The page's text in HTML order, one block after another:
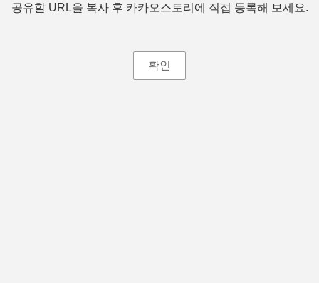
공유할 URL을 복사 후 카카오스토리에 직접 등록해 보세요.
확인